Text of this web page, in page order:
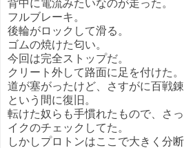
背中に電流みたいなのが走った。
フルブレーキ。
後輪がロックして滑る。
ゴムの焼けた匂い。
今回は完全ストップだ。
クリート外して路面に足を付けた。
道が塞がったけど、さすがに百戦
という間に復旧。
転けた奴らも手慣れたもので、さ
イクのチェックしてた。
しかしプロトンはここで大きく分断